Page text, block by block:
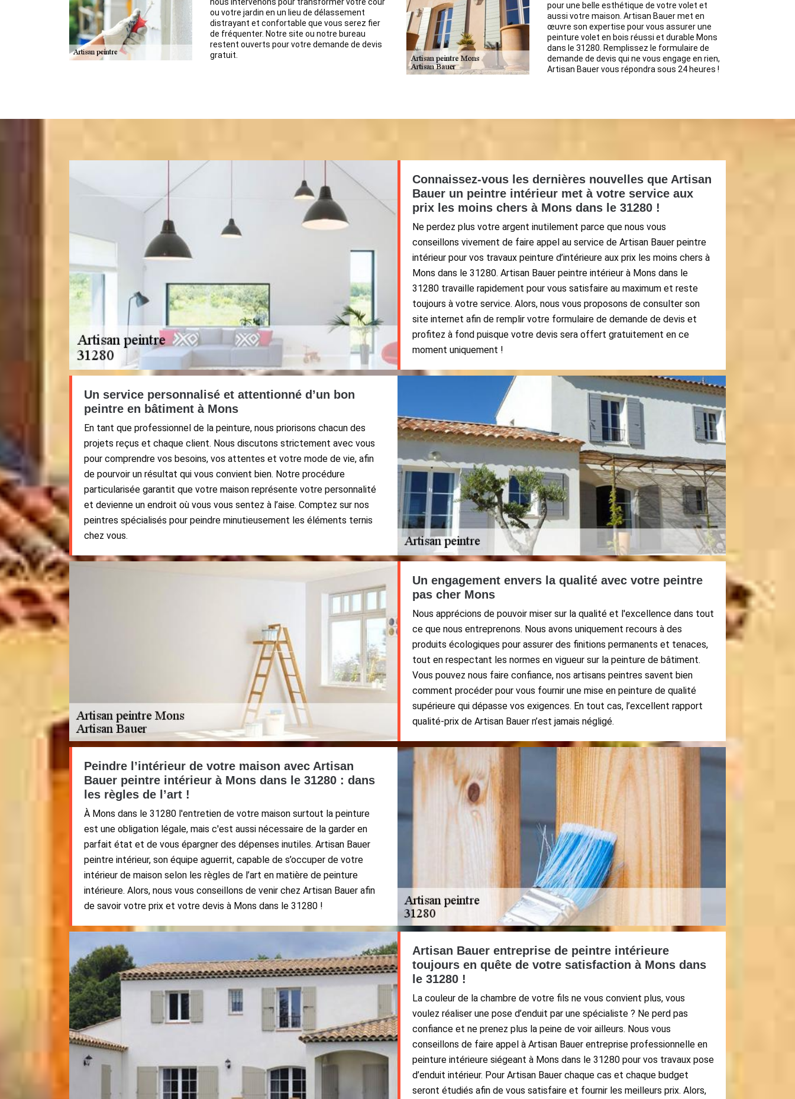
ou votre jardin en un lieu de délassement
distrayant et confortable que vous serez fier
de fréquenter. Notre site ou notre bureau
restent ouverts pour votre demande de devis
gratuit.
pour une belle esthétique de votre volet et
aussi votre maison. Artisan Bauer met en
œuvre son expertise pour vous assurer une
peinture volet en bois réussi et durable Mons
dans le 31280. Remplissez le formulaire de
demande de devis qui ne vous engage en rien,
Artisan Bauer vous répondra sous 24 heures !
Connaissez-vous les dernières nouvelles que Artisan
Bauer un peintre intérieur met à votre service aux
prix les moins chers à Mons dans le 31280 !
Ne perdez plus votre argent inutilement parce que nous vous
conseillons vivement de faire appel au service de Artisan Bauer peintre
intérieur pour vos travaux peinture d’intérieure aux prix les moins chers à
Mons dans le 31280. Artisan Bauer peintre intérieur à Mons dans le
31280 travaille rapidement pour vous satisfaire au maximum et reste
toujours à votre service. Alors, nous vous proposons de consulter son
site internet afin de remplir votre formulaire de demande de devis et
profitez à fond puisque votre devis sera offert gratuitement en ce
moment uniquement !
Un service personnalisé et attentionné d’un bon
peintre en bâtiment à Mons
En tant que professionnel de la peinture, nous priorisons chacun des
projets reçus et chaque client. Nous discutons strictement avec vous
pour comprendre vos besoins, vos attentes et votre mode de vie, afin
de pourvoir un résultat qui vous convient bien. Notre procédure
particularisée garantit que votre maison représente votre personnalité
et devienne un endroit où vous vous sentez à l’aise. Comptez sur nos
peintres spécialisés pour peindre minutieusement les éléments ternis
chez vous.
Un engagement envers la qualité avec votre peintre
pas cher Mons
Nous apprécions de pouvoir miser sur la qualité et l'excellence dans tout
ce que nous entreprenons. Nous avons uniquement recours à des
produits écologiques pour assurer des finitions permanents et tenaces,
tout en respectant les normes en vigueur sur la peinture de bâtiment.
Vous pouvez nous faire confiance, nos artisans peintres savent bien
comment procéder pour vous fournir une mise en peinture de qualité
supérieure qui dépasse vos exigences. En tout cas, l’excellent rapport
qualité-prix de Artisan Bauer n’est jamais négligé.
Peindre l’intérieur de votre maison avec Artisan
Bauer peintre intérieur à Mons dans le 31280 : dans
les règles de l’art !
À Mons dans le 31280 l'entretien de votre maison surtout la peinture
est une obligation légale, mais c'est aussi nécessaire de la garder en
parfait état et de vous épargner des dépenses inutiles. Artisan Bauer
peintre intérieur, son équipe aguerrit, capable de s’occuper de votre
intérieur de maison selon les règles de l’art en matière de peinture
intérieure. Alors, nous vous conseillons de venir chez Artisan Bauer afin
de savoir votre prix et votre devis à Mons dans le 31280 !
Artisan Bauer entreprise de peintre intérieure
toujours en quête de votre satisfaction à Mons dans
le 31280 !
La couleur de la chambre de votre fils ne vous convient plus, vous
voulez réaliser une pose d’enduit par une spécialiste ? Ne perd pas
confiance et ne prenez plus la peine de voir ailleurs. Nous vous
conseillons de faire appel à Artisan Bauer entreprise professionnelle en
peinture intérieure siégeant à Mons dans le 31280 pour vos travaux pose
d’enduit intérieur. Pour Artisan Bauer chaque cas et chaque budget
seront étudiés afin de vous satisfaire et fournir les meilleurs prix. Alors,